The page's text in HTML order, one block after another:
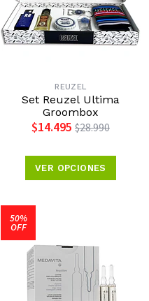
REUZEL
Set Reuzel Ultima
Groombox
$14.495 $28.990
VER OPCIONES
50%
OFF